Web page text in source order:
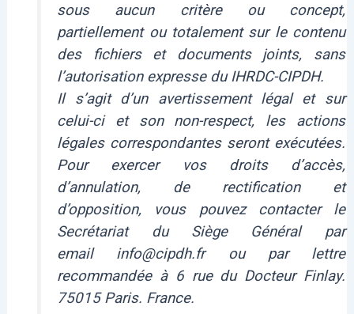
sous aucun critère ou concept,
partiellement ou totalement sur le contenu
des fichiers et documents joints, sans
l’autorisation expresse du IHRDC-CIPDH.
Il s’agit d’un avertissement légal et sur
celui-ci et son non-respect, les actions
légales correspondantes seront exécutées.
Pour exercer vos droits d’accès,
d’annulation, de rectification et
d’opposition, vous pouvez contacter le
Secrétariat du Siège Général par
email info@cipdh.fr ou par lettre
recommandée à 6 rue du Docteur Finlay.
75015 Paris. France.